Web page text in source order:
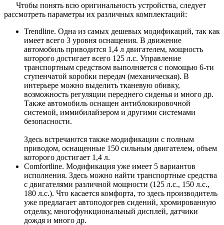
Чтобы понять всю оригинальность устройства, следует
рассмотреть параметры их различных комплектаций:
Trendline. Одна из самых дешевых модификаций, так как
имеет всего 3 уровня оснащения. В движение
автомобиль приводится 1,4 л двигателем, мощность
которого достигает всего 125 л.с. Управление
транспортным средством выполняется с помощью 6-ти
ступенчатой коробки передач (механическая). В
интерьере можно выделить тканевую обивку,
возможность регуляции переднего сиденья и много др.
Также автомобиль оснащен антиблокировочной
системой, иммибилайзером и другими системами
безопасности.
Здесь встречаются также модификации с полным
приводом, оснащенные 150 сильным двигателем, объем
которого достигает 1,4 л.
Comfortline. Модификация уже имеет 5 вариантов
исполнения. Здесь можно найти транспортные средства
с двигателями различной мощности (125 л.с., 150 л.с.,
180 л.с.). Что касается комфорта, то здесь производитель
уже предлагает автоподогрев сидений, хромированную
отделку, многофункциональный дисплей, датчики
дождя и много др.